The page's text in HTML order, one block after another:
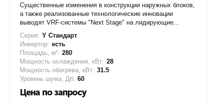
Существенные изменения в конструкции наружных блоков,
а также реализованные технологические инновации
выводят VRF-системы "Next Stage" на лидирующие...
Серия: Y Стандарт
Инвертор: есть
Площадь, м²: 280
Мощность охлаждения, кВт: 28
Мощность обогрева, кВт: 31.5
Уровень шума, Дб: 60
Цена по запросу